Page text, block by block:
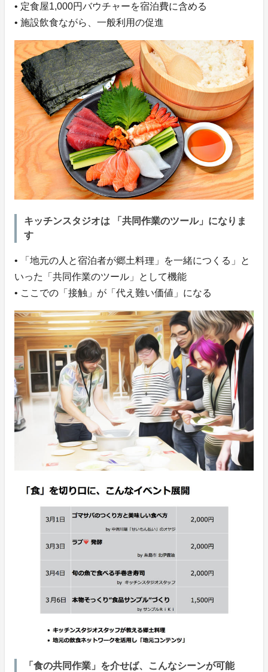
• 定食屋1,000円バウチャーを宿泊費に含める
• 施設飲食ながら、一般利用の促進
キッチンスタジオは 「共同作業のツール」になりま
す
• 「地元の⼈と宿泊者が郷⼟料理」を一緒につくる」と
いった「共同作業のツール」として機能
• ここでの「接触」が「代え難い価値」になる
「⾷の共同作業」を介せば、こんなシーンが可能